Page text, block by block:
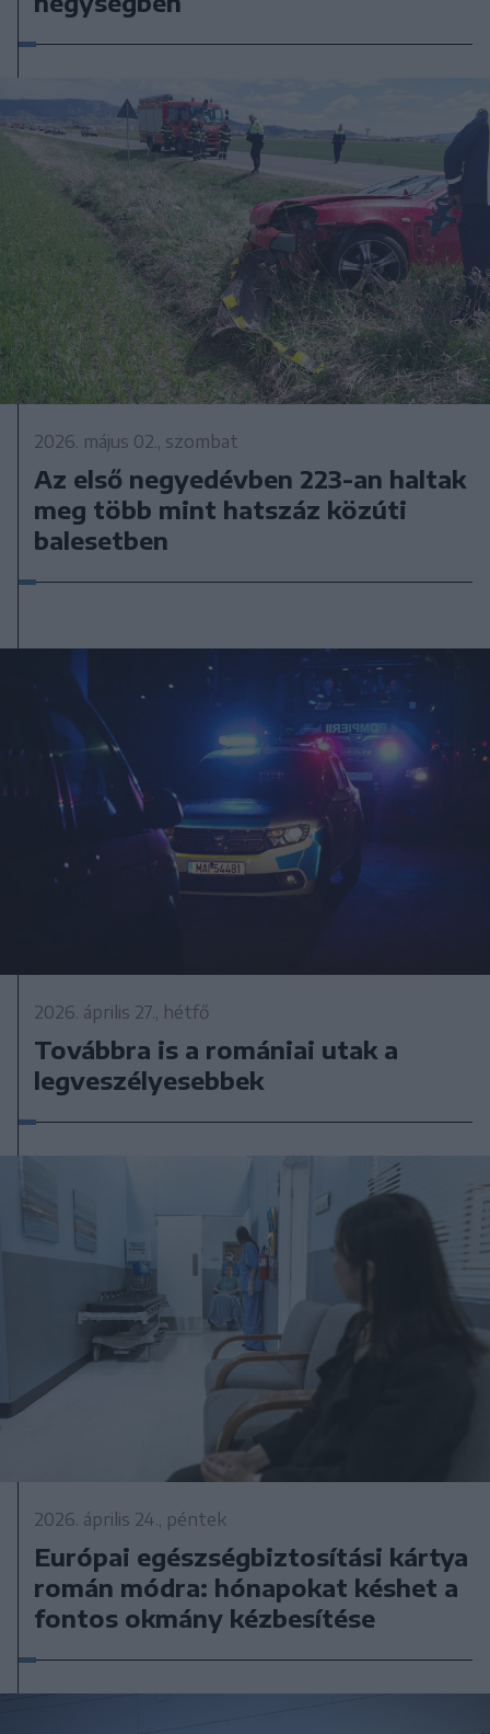
2026. május 02., szombat
Az első negyedévben 223-an haltak
meg több mint hatszáz közúti
balesetben
2026. április 27., hétfő
Továbbra is a romániai utak a
legveszélyesebbek
2026. április 24., péntek
Európai egészségbiztosítási kártya
román módra: hónapokat késhet a
fontos okmány kézbesítése